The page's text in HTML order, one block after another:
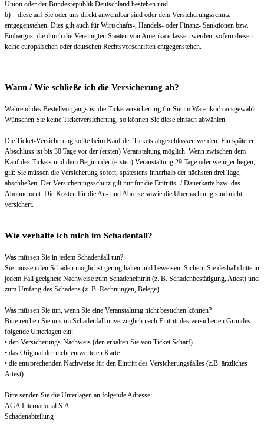
Union oder der Bundesrepublik Deutschland bestehen und
b) diese auf Sie oder uns direkt anwendbar sind oder dem Versicherungsschutz
entgegenstehen. Dies gilt auch für Wirtschafts-, Handels- oder Finanz- Sanktionen bzw.
Embargos, die durch die Vereinigten Staaten von Amerika erlassen werden, sofern diesen
keine europäischen oder deutschen Rechtsvorschriften entgegenstehen.
Wann / Wie schließe ich die Versicherung ab?
Während des Bestellvorgangs ist die Ticketversicherung für Sie im Warenkorb ausgewählt.
Wünschen Sie keine Ticketversicherung, so können Sie diese einfach abwählen.
Die Ticket-Versicherung sollte beim Kauf der Tickets abgeschlossen werden. Ein späterer
Abschluss ist bis 30 Tage vor der (ersten) Veranstaltung möglich. Wenn zwischen dem
Kauf des Tickets und dem Beginn der (ersten) Veranstaltung 29 Tage oder weniger liegen,
gilt: Sie müssen die Versicherung sofort, spätestens innerhalb der nächsten drei Tage,
abschließen. Der Versicherungsschutz gilt nur für die Eintritts- / Dauerkarte bzw. das
Abonnement. Die Kosten für die An- und Abreise sowie die Übernachtung sind nicht
versichert.
Wie verhalte ich mich im Schadenfall?
Was müssen Sie in jedem Schadenfall tun?
Sie müssen den Schaden möglichst gering halten und beweisen. Sichern Sie deshalb bitte in
jedem Fall geeignete Nachweise zum Schadeneintritt (z. B. Schadenbestätigung, Attest) und
zum Umfang des Schadens (z. B. Rechnungen, Belege).
Was müssen Sie tun, wenn Sie eine Veranstaltung nicht besuchen können?
Bitte reichen Sie uns im Schadenfall unverzüglich nach Eintritt des versicherten Grundes
folgende Unterlagen ein:
• den Versicherungs-Nachweis (den erhalten Sie von Ticket Scharf)
• das Original der nicht entwerteten Karte
• die entsprechenden Nachweise für den Eintritt des Versicherungsfalles (z.B. ärztliches
Attest)
Bitte senden Sie die Unterlagen an folgende Adresse:
AGA International S.A.
Schadenabteilung